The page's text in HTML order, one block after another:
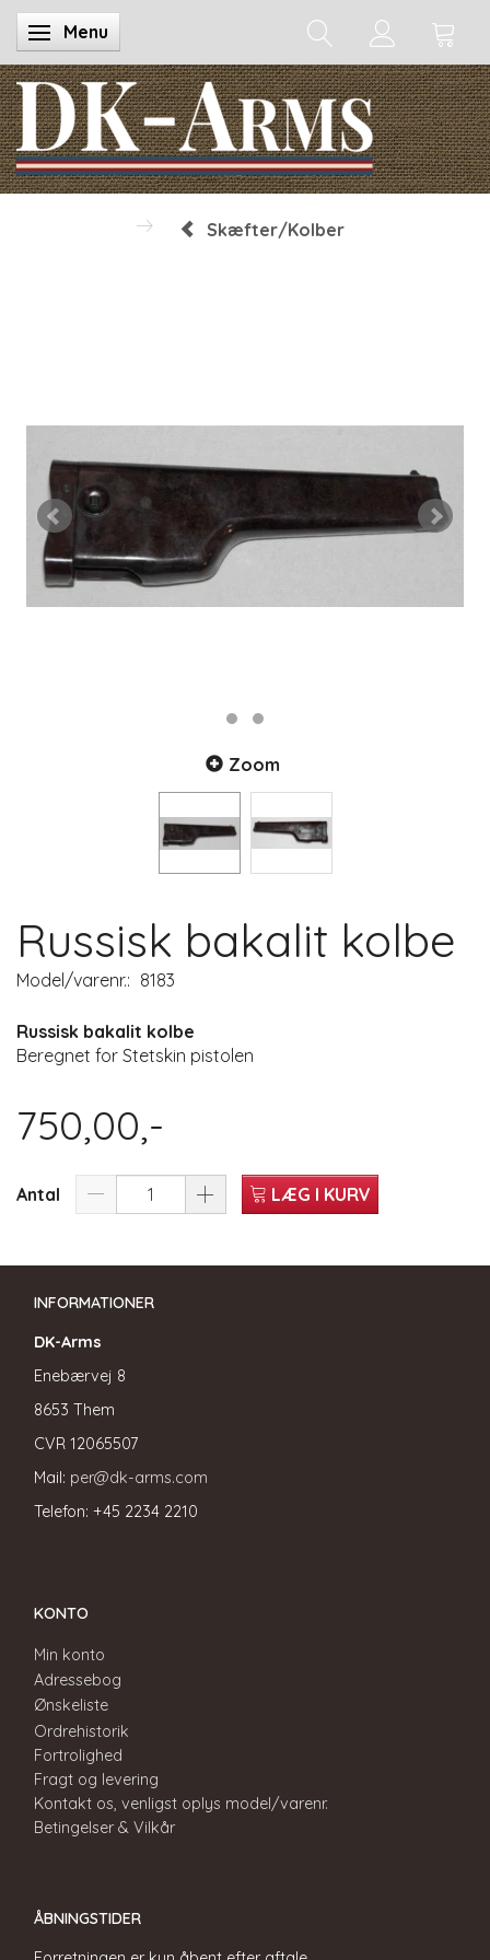
Skifte navigation
Menu
Skæfter/Kolber
Zoom
Russisk bakalit kolbe
Model/varenr.: 8183
Russisk bakalit kolbe
Beregnet for Stetskin pistolen
750,00,-
Antal LÆG I KURV
INFORMATIONER
DK-Arms
Enebærvej 8
8653 Them
CVR 12065507
Mail: per@dk-arms.com
Telefon: +45 2234 2210
KONTO
Min konto
Adressebog
Ønskeliste
Ordrehistorik
Fortrolighed
Fragt og levering
Kontakt os, venligst oplys model/varenr.
Betingelser & Vilkår
ÅBNINGSTIDER